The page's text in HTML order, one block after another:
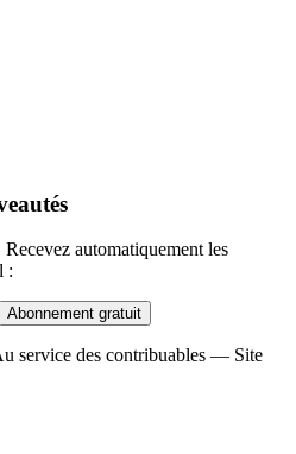
automatiquement les
:
Abonnement gratuit
service des contribuables — Site